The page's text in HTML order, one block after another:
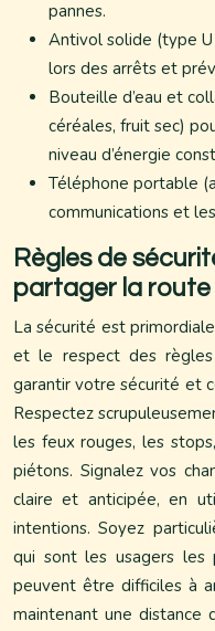
pannes.
Antivol solide (type U
lors des arrêts et
Bouteille d’eau et
céréales, fruit sec)
niveau d’énergie
Téléphone portable
communications et
Règles de
partager la
La sécurité est
et le respect des
garantir votre sécurité et
Respectez
les feux rouges, les
piétons. Signalez vos
claire et anticipée, en
intentions. Soyez
qui sont les usagers les
peuvent être difficiles à
maintenant une distance